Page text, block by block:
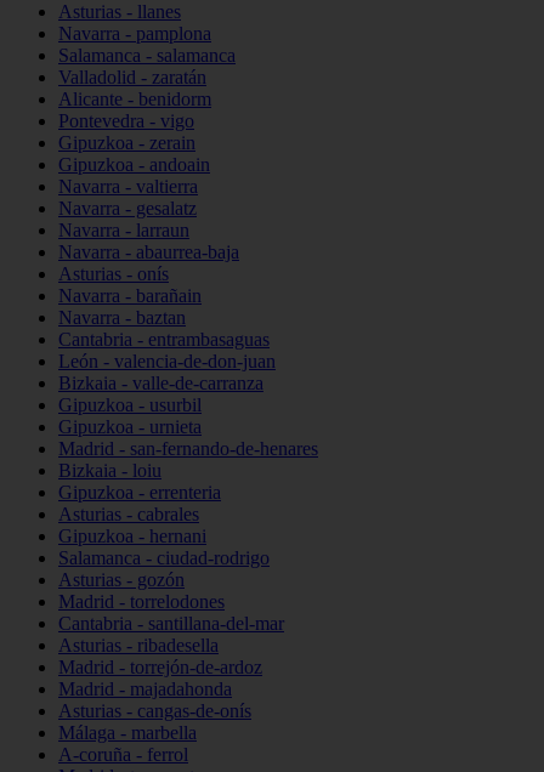
Asturias - llanes
Navarra - pamplona
Salamanca - salamanca
Valladolid - zaratán
Alicante - benidorm
Pontevedra - vigo
Gipuzkoa - zerain
Gipuzkoa - andoain
Navarra - valtierra
Navarra - gesalatz
Navarra - larraun
Navarra - abaurrea-baja
Asturias - onís
Navarra - barañain
Navarra - baztan
Cantabria - entrambasaguas
León - valencia-de-don-juan
Bizkaia - valle-de-carranza
Gipuzkoa - usurbil
Gipuzkoa - urnieta
Madrid - san-fernando-de-henares
Bizkaia - loiu
Gipuzkoa - errenteria
Asturias - cabrales
Gipuzkoa - hernani
Salamanca - ciudad-rodrigo
Asturias - gozón
Madrid - torrelodones
Cantabria - santillana-del-mar
Asturias - ribadesella
Madrid - torrejón-de-ardoz
Madrid - majadahonda
Asturias - cangas-de-onís
Málaga - marbella
A-coruña - ferrol